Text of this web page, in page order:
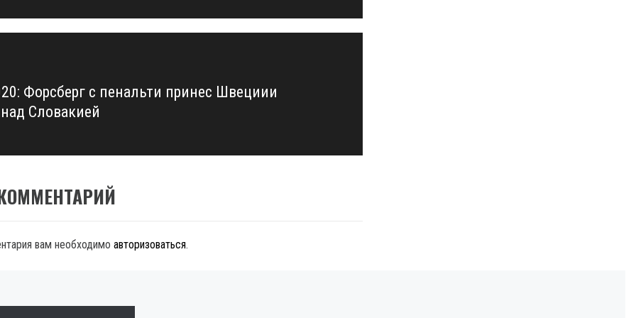
Форсберг с пенальти принес Швециии
Словакией
вам необходимо авторизоваться.